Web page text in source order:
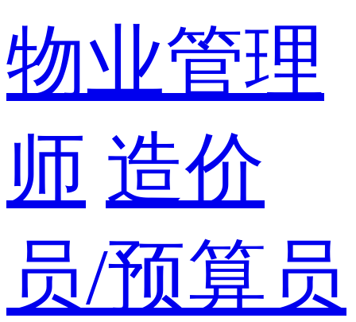
物业管理
师 造价
员/预算员